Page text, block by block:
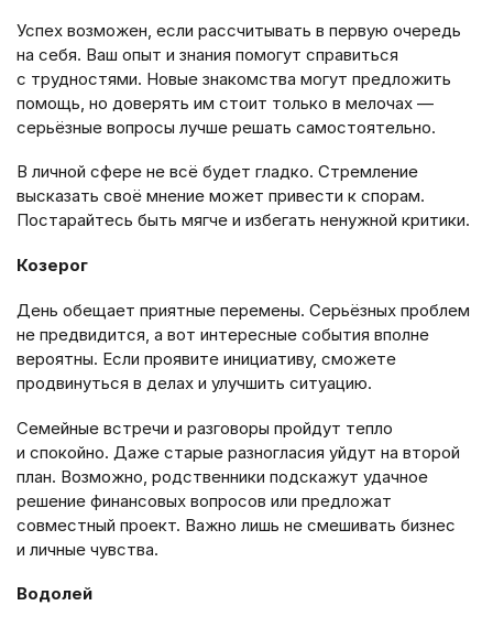
Успех возможен, если рассчитывать в первую очередь
на себя. Ваш опыт и знания помогут справиться
с трудностями. Новые знакомства могут предложить
помощь, но доверять им стоит только в мелочах —
серьёзные вопросы лучше решать самостоятельно.
В личной сфере не всё будет гладко. Стремление
высказать своё мнение может привести к спорам.
Постарайтесь быть мягче и избегать ненужной критики.
Козерог
День обещает приятные перемены. Серьёзных проблем
не предвидится, а вот интересные события вполне
вероятны. Если проявите инициативу, сможете
продвинуться в делах и улучшить ситуацию.
Семейные встречи и разговоры пройдут тепло
и спокойно. Даже старые разногласия уйдут на второй
план. Возможно, родственники подскажут удачное
решение финансовых вопросов или предложат
совместный проект. Важно лишь не смешивать бизнес
и личные чувства.
Водолей